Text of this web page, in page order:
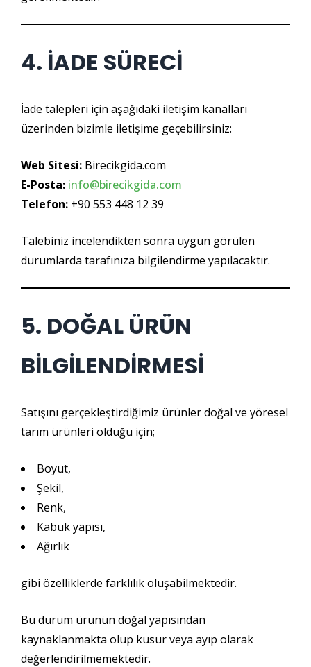
4. İADE SÜRECİ
İade talepleri için aşağıdaki iletişim kanalları
üzerinden bizimle iletişime geçebilirsiniz:
Web Sitesi: Birecikgida.com
E-Posta: info@birecikgida.com
Telefon: +90 553 448 12 39
Talebiniz incelendikten sonra uygun görülen
durumlarda tarafınıza bilgilendirme yapılacaktır.
5. DOĞAL ÜRÜN
BİLGİLENDİRMESİ
Satışını gerçekleştirdiğimiz ürünler doğal ve yöresel
tarım ürünleri olduğu için;
Boyut,
Şekil,
Renk,
Kabuk yapısı,
Ağırlık
gibi özelliklerde farklılık oluşabilmektedir.
Bu durum ürünün doğal yapısından
kaynaklanmakta olup kusur veya ayıp olarak
değerlendirilmemektedir.